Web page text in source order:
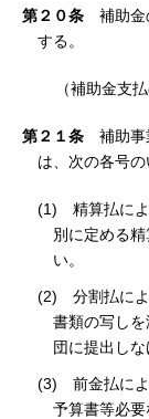
第２０条 補助金
する。
（補助金支
第２１条 補助事
は、次の各号の
(1) 精算払によ
別に定める
い。
(2) 分割払によ
書類の写し
団に提出しな
(3) 前金払によ
予算書等必